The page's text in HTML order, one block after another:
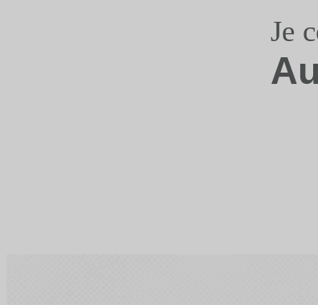
Je